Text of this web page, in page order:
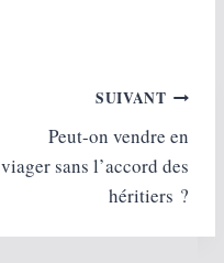
SUIVANT
Peut-on vendre en
viager sans l’accord des
héritiers ?